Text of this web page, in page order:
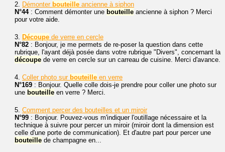
2. Démonter bouteille ancienne à siphon
N°44: Comment démonter une bouteille ancienne à siphon ? Merci
pour votre aide.
3. Découpe de verre en cercle
N°82 : Bonjour, je me permets de re-poser la question dans cette
rubrique, l'ayant déjà posée dans votre rubrique "Divers", concernant la
découpe de verre en cercle sur un carreau de cuisine. Merci d'avance.
4. Coller photo sur bouteille en verre
N°169 : Bonjour. Quelle colle dois-je prendre pour coller une photo sur
une bouteille en verre ? Merci.
5. Comment percer des bouteilles et un miroir
N°99 : Bonjour. Pouvez-vous m'indiquer l'outillage nécessaire et la
technique à suivre pour percer un miroir (miroir dont la dimension est
celle d'une porte de communication). Et d'autre part pour percer une
bouteille de champagne en...